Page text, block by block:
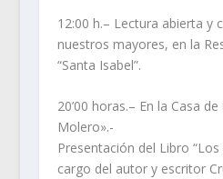
12:00 h.– Lectura abierta y
nuestros mayores, en la
“Santa Isabel”.
20’00 horas.– En la Casa
Molero».-
Presentación del Libro
cargo del autor y escritor